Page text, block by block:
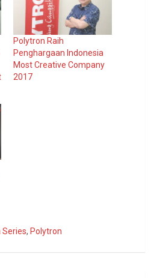
Polytron Raih
Penghargaan Indonesia
Most Creative Company
2017
Series, Polytron